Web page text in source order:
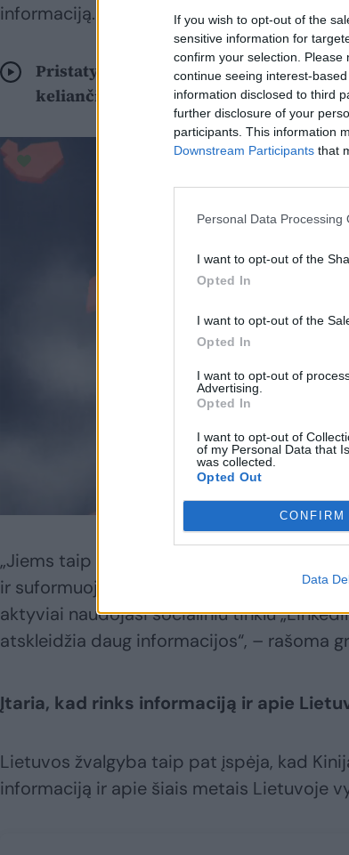
If you wish to opt-out of the
sensitive information for
confirm your selection.
continue seeing interest-
information disclosed to third
further disclosure of your
participants. This information
Downstream Participants that
Personal Data Processing
I want to opt-out of the
Opted In
I want to opt-out of the
Opted In
I want to opt-out of
Advertising.
Opted In
I want to opt-out of
of my Personal Data that
was collected.
Opted Out
CONFIRM
Data
informaciją.
Pristatytas vertinimas dėl grėsmių
keliančios tendencijos
„Jiems taip pat siūloma atvykti į Kiniją,
ir suformuojamos naujos žvalgybos
aktyviai naudojasi socialiniu tinklu
atskleidžia daug informacijos“, – rašoma
Įtaria, kad rinks informaciją ir apie
Lietuvos žvalgyba taip pat įspėja, kad
informaciją ir apie šiais metais Lietuvoje